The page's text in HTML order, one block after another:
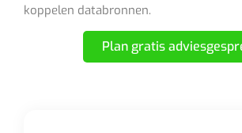
koppelen databronnen.
Plan gratis